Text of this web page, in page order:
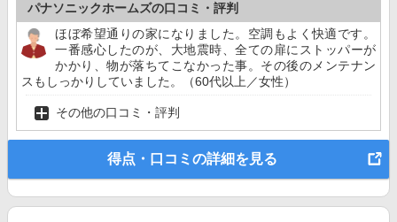
パナソニックホームズの口コミ・評判
ほぼ希望通りの家になりました。空調もよく快適です。
一番感心したのが、大地震時、全ての扉にストッパーが
かかり、物が落ちてこなかった事。その後のメンテナン
スもしっかりしていました。（60代以上／女性）
その他の口コミ・評判
得点・口コミの詳細を見る